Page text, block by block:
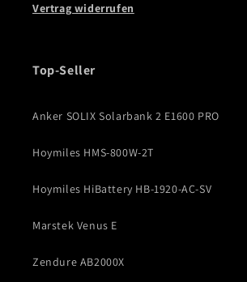
Vertrag widerrufen
Top-Seller
Anker SOLIX Solarbank 2 E1600 PRO
Hoymiles HMS-800W-2T
Hoymiles HiBattery HB-1920-AC-SV
Marstek Venus E
Zendure AB2000X